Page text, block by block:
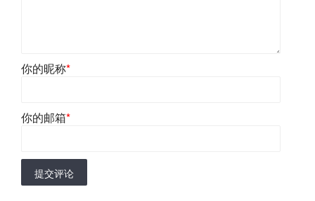
你的昵称*
你的邮箱*
提交评论